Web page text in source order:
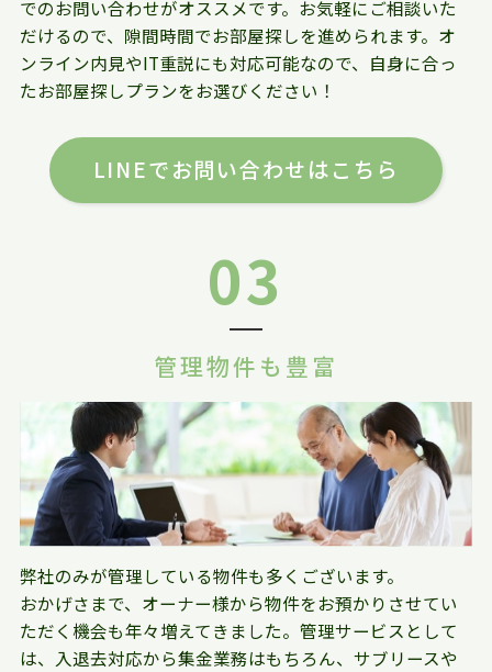
でのお問い合わせがオススメです。お気軽にご相談いた
だけるので、隙間時間でお部屋探しを進められます。オ
ンライン内見やIT重説にも対応可能なので、自身に合っ
たお部屋探しプランをお選びください！
LINEでお問い合わせはこちら
03
管理物件も豊富
弊社のみが管理している物件も多くございます。
おかげさまで、オーナー様から物件をお預かりさせてい
ただく機会も年々増えてきました。管理サービスとして
は、入退去対応から集金業務はもちろん、サブリースや